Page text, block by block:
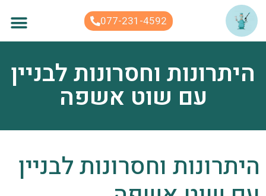
לתוכן
077-231-4592
היתרונות וחסרונות לבניין
עם שוט אשפה
היתרונות וחסרונות לבניין